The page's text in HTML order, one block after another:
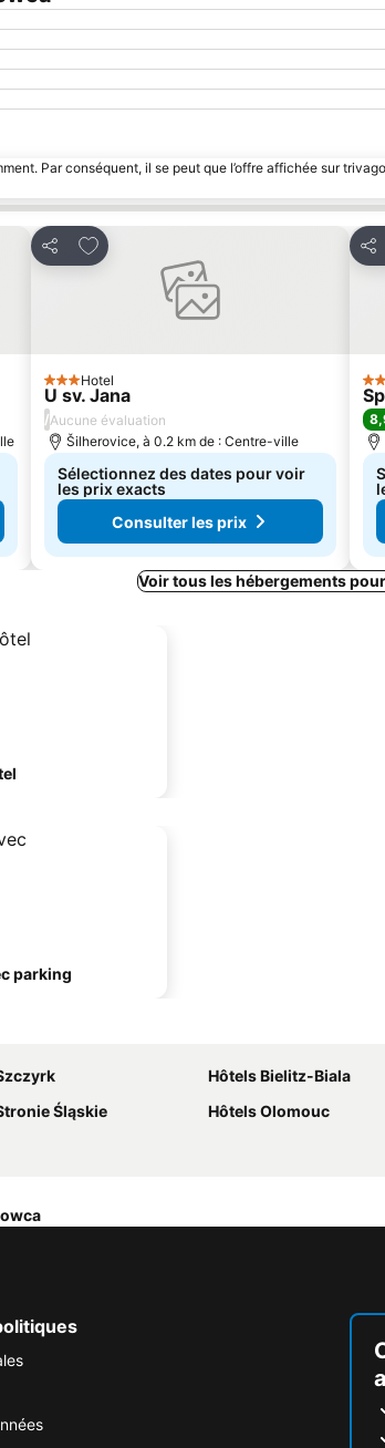
Par conséquent, il se peut que l’offre affichée sur
Partager
Ajouter à mes favoris
3 Étoiles
Hotel
U sv. Jana
/Aucune évaluation
Šilherovice, à 0.2 km de : Centre-ville
Sélectionnez des dates pour voir
les prix exacts
Consulter les prix
4
Voir tous les hébergements
parking
Hôtels Bielitz-Biala
Śląskie
Hôtels Olomouc